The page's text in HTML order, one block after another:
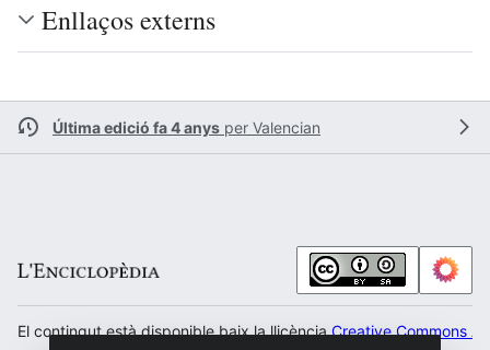
Enllaços externs
Última edició fa 4 anys per Valencian
El contingut està disponible baix la llicènciaCreative Commons